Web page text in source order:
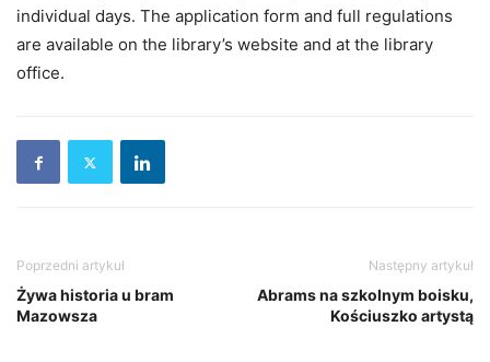
individual days. The application form and full regulations
are available on the library’s website and at the library
office.
Poprzedni artykuł
Żywa historia u bram
Mazowsza
Następny artykuł
Abrams na szkolnym boisku,
Kościuszko artystą